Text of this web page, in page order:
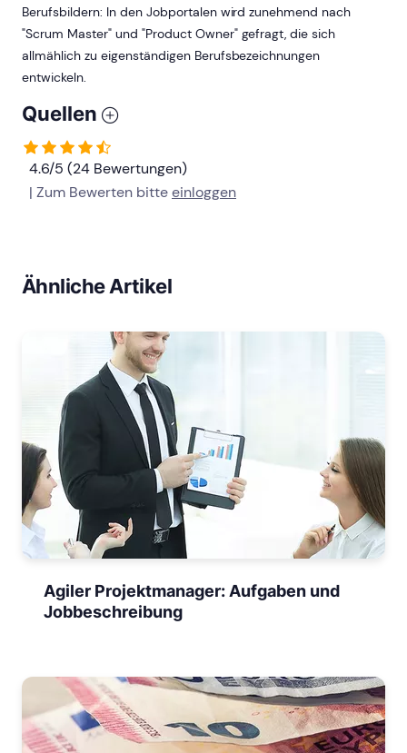
Berufsbildern: In den Jobportalen wird zunehmend nach
"Scrum Master" und "Product Owner" gefragt, die sich
allmählich zu eigenständigen Berufsbezeichnungen
entwickeln.
Quellen
4.6/5 (24 Bewertungen)
| Zum Bewerten bitteeinloggen
Ähnliche Artikel
Agiler Projektmanager: Aufgaben und
Jobbeschreibung